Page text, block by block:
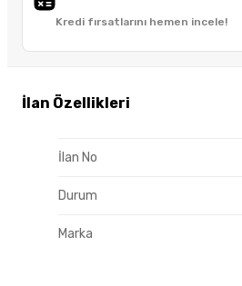
Kredi fırsatlarını hemen incele!
İlan Özellikleri
İlan No
Durum
Marka